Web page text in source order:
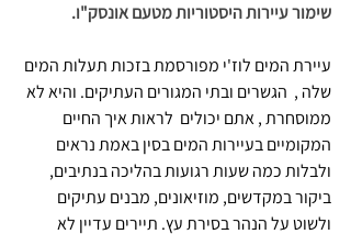
שימור עיירות היסטוריות מטעם אונסק"ו.
עיירת המים לוז'י מפורסמת בזכות תעלות המים
שלה ,  הגשרים ובתי המגורים העתיקים. והיא לא
ממוסחרת , אתם יכולים  לראות איך החיים
המקומיים בעיירות המים בסין באמת נראים
ולבלות כמה שעות רגועות בהליכה בנתיבים,
ביקור במקדשים, מוזיאונים, מבנים עתיקים
ולשוט על הנהר בסירת עץ. תיירים עדיין לא